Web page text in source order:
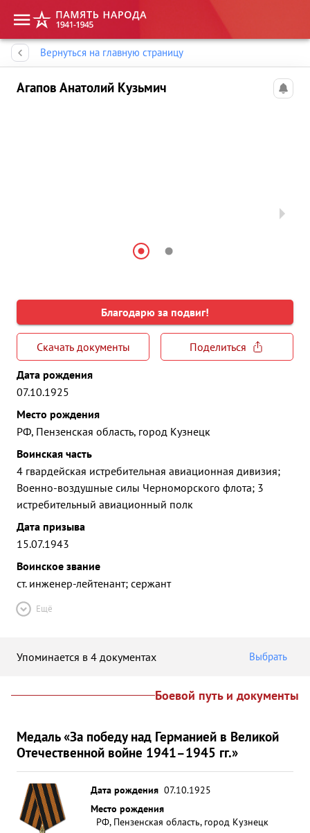
Вернуться на главную страницу
Агапов Анатолий Кузьмич
Благодарю за подвиг!
Скачать документы
Поделиться
Дата рождения
07.10.1925
Место рождения
РФ, Пензенская область, город Кузнецк
Воинская часть
4 гвардейская истребительная авиационная дивизия;
Военно-воздушные силы Черноморского флота; 3
истребительный авиационный полк
Дата призыва
15.07.1943
Воинское звание
ст. инженер-лейтенант; сержант
Ещё
Упоминается в 4 документах Выбрать
Боевой путь и документы
Медаль «За победу над Германией в Великой
Отечественной войне 1941–1945 гг.»
Дата рождения 07.10.1925
Место рождения
РФ, Пензенская область, город Кузнецк
Память народа